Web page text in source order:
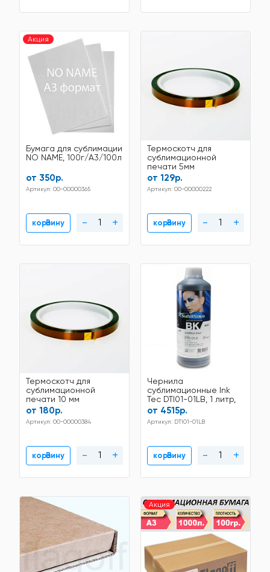
Акция
Бумага для сублимации
NO NAME, 100г/A3/100л
от 350р.
Артикул: 00-00000365
В корзину - +
Термоскотч для
сублимационной
печати 5мм
от 129р.
Артикул: 00-00000222
В корзину - +
Термоскотч для
сублимационной
печати 10 мм
от 180р.
Артикул: 00-00000384
В корзину - +
Чернила
сублимационные Ink
Tec DTI01-01LB, 1 литр,
Black
от 4515р.
Артикул: DTI01-01LB
В корзину - +
Акция